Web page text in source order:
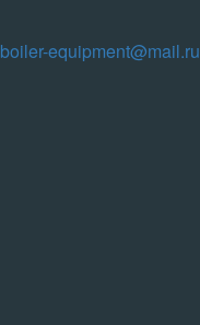
boiler-equipment@mail.ru